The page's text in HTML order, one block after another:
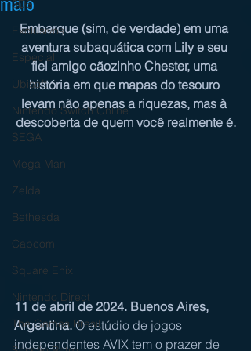
3DS
Exclusivos
Especial
Ubisoft
Nintendo Switch Online
SEGA
Mega Man
Zelda
Bethesda
Capcom
Square Enix
Nintendo Direct
The Games Brasil
maio
Embarque (sim, de verdade) em uma
aventura subaquática com Lily e seu
fiel amigo cãozinho Chester, uma
história em que mapas do tesouro
levam não apenas a riquezas, mas à
descoberta de quem você realmente é.
11 de abril de 2024. Buenos Aires,
Argentina. O estúdio de jogos
independentes AVIX tem o prazer de